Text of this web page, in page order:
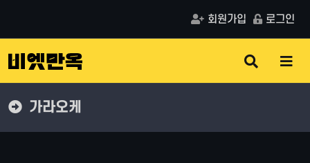
회원가입 로그인
검
색
버
메
버
가라오케